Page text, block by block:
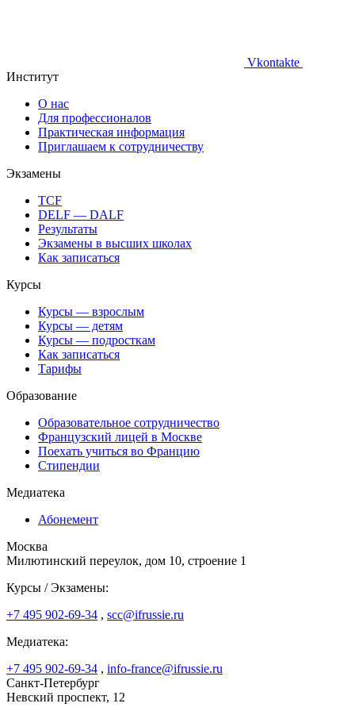
Vkontakte
Институт
О нас
Для профессионалов
Практическая информация
Приглашаем к сотрудничеству
Экзамены
TCF
DELF — DALF
Результаты
Экзамены в высших школах
Как записаться
Курсы
Курсы — взрослым
Курсы — детям
Курсы — подросткам
Как записаться
Тарифы
Образование
Образовательное сотрудничество
Французский лицей в Москве
Поехать учиться во Францию
Стипендии
Медиатека
Абонемент
Москва
Милютинский переулок, дом 10, строение 1
Курсы / Экзамены:
+7 495 902-69-34 , scc@ifrussie.ru
Медиатека:
+7 495 902-69-34 , info-france@ifrussie.ru
Санкт-Петербург
Невский проспект, 12